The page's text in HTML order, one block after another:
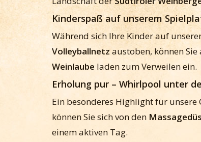
Kinderspaß auf unserem
Während sich Ihre Kinder auf
Volleyballnetz austoben, können
Weinlaube laden zum Verweilen ein.
Erholung pur – Whirlpool unter
Ein besonderes Highlight für unsere
können Sie sich von den
einem aktiven Tag.